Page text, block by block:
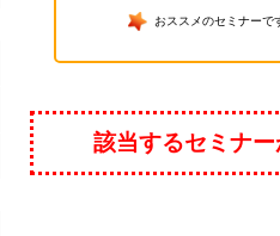
おススメのセミナーで
該当するセミナ